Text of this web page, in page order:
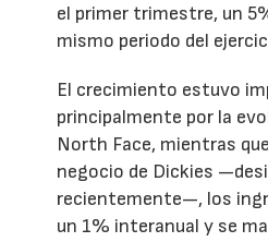
el primer trimestre, un
mismo periodo del
El crecimiento estuvo
principalmente por la
North Face, mientras
negocio de Dickies
recientemente—, los
un 1% interanual y se